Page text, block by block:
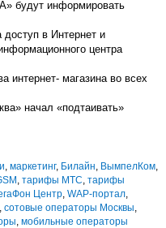
будут информировать
в Интернет и
центра
интернет- магазина во всех
начал «подтаивать»
маркетинг, Билайн ВымпелКом
тарифы МТС тарифы
Центр WAP-портал
сотовые операторы Москвы
мобильные операторы